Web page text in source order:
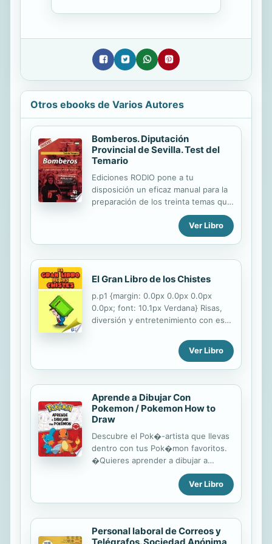
Otros ebooks de Varios Autores
Bomberos. Diputación
Provincial de Sevilla. Test del
Temario
Ediciones RODIO pone a tu
disposición un eficaz manual para la
preparación de los treinta temas que
componen el Temario oficial
solicitado en las pruebas de acceso a
la convocatoria de Bomberos de la
manual de Test que comprende
cuestionarios de preguntas tipo test,
con cuatro respuestas alternativas,
acerca de los contenidos expuestos
en los temas, encuentra su
complemento en el manual de
Rodio. Con estos recursos
didácticos, pretendemos dotarte de
una herramienta útil para afrontar
con garantías las pruebas...
Ver Libro
El Gran Libro de los Chistes
p.p1 {margin: 0.0px 0.0px 0.0px
0.0px; font: 10.1px Verdana} Risas,
diversión y entretenimiento con esta
chistes para todas las ocasiones.
Ver Libro
Aprende a Dibujar Con
Pokemon / Pokemon How to
Draw
Descubre el Pok�-artista que llevas
dentro con tus Pok�mon favoritos.
�Quieres aprender a dibujar a
Squirtle? �Te gustan los colores de
Charmander? �En este libro
aprender�s c�mo dibujar, colorear
Solo necesitas un l�piz, un
sacapuntas, unos cuantos
Ver Libro
Personal laboral de Correos y
Telégrafos. Sociedad Anónima